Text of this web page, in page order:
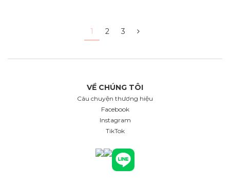
1 2 3
VỀ CHÚNG TÔI
Câu chuyện thương hiệu
Facebook
Instagram
TikTok